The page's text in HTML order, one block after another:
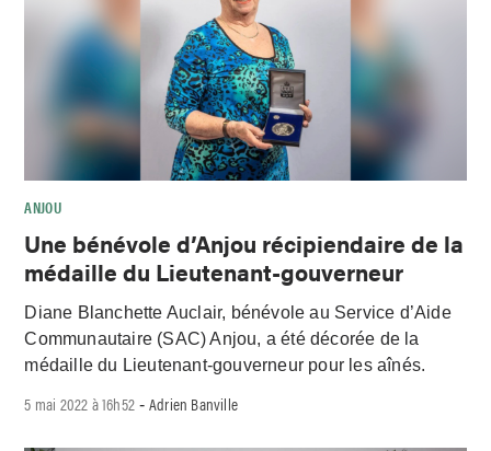
ANJOU
Une bénévole d’Anjou récipiendaire de la
médaille du Lieutenant-gouverneur
Diane Blanchette Auclair, bénévole au Service d’Aide
Communautaire (SAC) Anjou, a été décorée de la
médaille du Lieutenant-gouverneur pour les aînés.
5 mai 2022 à 16h52 -Adrien Banville